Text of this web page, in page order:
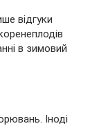
відгуки
в зимовий
Іноді